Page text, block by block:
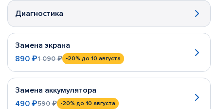
Диагностика
Замена экрана
890 ₽1 090 ₽ -20% до 10 августа
Замена аккумулятора
490 ₽590 ₽ -20% до 10 августа